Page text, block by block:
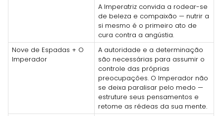
A Imperatriz convida a rodear-se
de beleza e compaixão — nutrir a
si mesmo é o primeiro ato de
cura contra a angústia.
Nove de Espadas + O
Imperador
A autoridade e a determinação
são necessárias para assumir o
controle das próprias
preocupações. O Imperador não
se deixa paralisar pelo medo —
estruture seus pensamentos e
retome as rédeas da sua mente.